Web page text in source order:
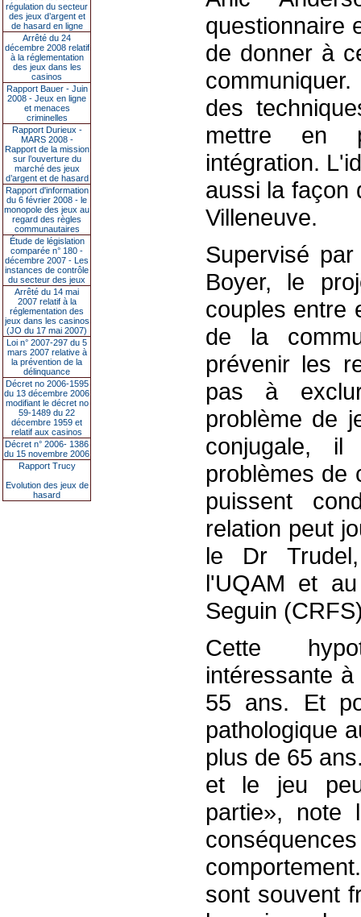
régulation du secteur
des jeux d’argent et
de hasard en ligne
Arrêté du 24
décembre 2008 relatif
à la réglementation
des jeux dans les
casinos
Rapport Bauer - Juin
2008 - Jeux en ligne
et menaces
criminelles
Rapport Durieux -
MARS 2008 -
Rapport de la mission
sur l’ouverture du
marché des jeux
d’argent et de hasard
Rapport d'information
du 6 février 2008 - le
monopole des jeux au
regard des règles
communautaires
Étude de législation
comparée n° 180 -
décembre 2007 - Les
instances de contrôle
du secteur des jeux
Arrêté du 14 mai
2007 relatif à la
réglementation des
jeux dans les casinos
(JO du 17 mai 2007)
Loi n° 2007-297 du 5
mars 2007 relative à
la prévention de la
délinquance
Décret no 2006-1595
du 13 décembre 2006
modifiant le décret no
59-1489 du 22
décembre 1959 et
relatif aux casinos
Décret n° 2006- 1386
du 15 novembre 2006
Rapport Trucy
Evolution des jeux de
hasard
questionnaire
de donner à
des
mettre en
intégration.
aussi la façon
Villeneuve.
Supervisé
Boyer, le
couples entre
de la
prévenir les
pas à
problème de
conjugale,
problèmes de
puissent
relation peut
le Dr
l'UQAM et
Seguin
Cette
intéressante
55 ans. Et
pathologique
plus de 65
et le jeu
partie», note
sont souvent